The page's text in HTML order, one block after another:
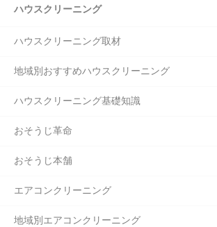
ハウスクリーニング
ハウスクリーニング取材
地域別おすすめハウスクリーニング
ハウスクリーニング基礎知識
おそうじ革命
おそうじ本舗
エアコンクリーニング
地域別エアコンクリーニング